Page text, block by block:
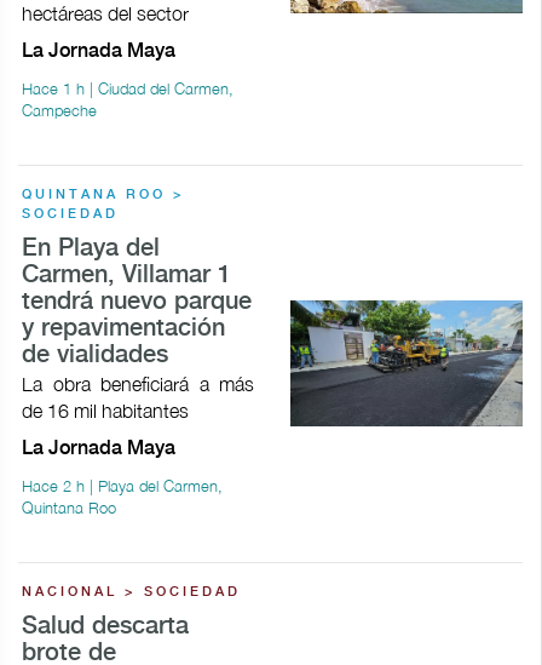
hectáreas del sector
La Jornada Maya
Hace 1 h | Ciudad del Carmen,
Campeche
QUINTANA ROO >
SOCIEDAD
En Playa del
Carmen, Villamar 1
tendrá nuevo parque
y repavimentación
de vialidades
La obra beneficiará a más
de 16 mil habitantes
La Jornada Maya
Hace 2 h | Playa del Carmen,
Quintana Roo
NACIONAL > SOCIEDAD
Salud descarta
brote de